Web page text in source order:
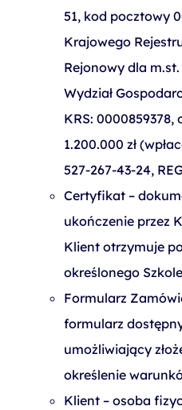
51, kod pocztowy
Krajowego
Rejonowy dla
Wydział
KRS:
1.200.000 zł
527-267-43-24,
Certyfikat –
ukończenie przez
Klient otrzymuje
określonego
Formularz
formularz
umożliwiający
określenie
Klient – osoba